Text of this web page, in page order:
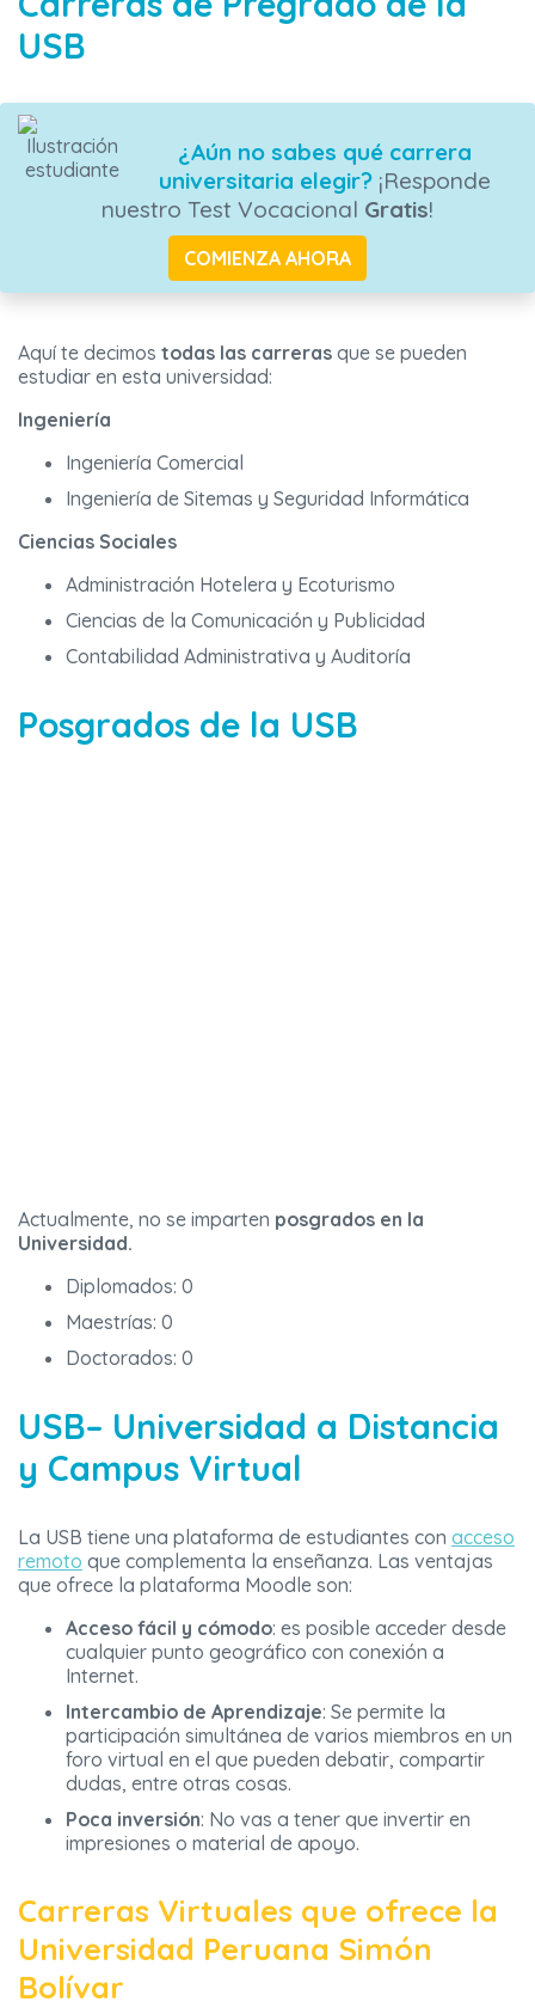
USB
¿Aún no sabes qué carrera
universitaria elegir?¡Responde
nuestro Test Vocacional Gratis!
COMIENZA AHORA
Aquí te decimos todas las carreras que se pueden
estudiar en esta universidad:
Ingeniería
Ingeniería Comercial
Ingeniería de Sitemas y Seguridad Informática
Ciencias Sociales
Administración Hotelera y Ecoturismo
Ciencias de la Comunicación y Publicidad
Contabilidad Administrativa y Auditoría
Posgrados de la USB
Actualmente, no se imparten posgrados en la
Universidad.
Diplomados: 0
Maestrías: 0
Doctorados: 0
USB– Universidad a Distancia
y Campus Virtual
La USB tiene una plataforma de estudiantes con acceso
remoto que complementa la enseñanza. Las ventajas
que ofrece la plataforma Moodle son:
Acceso fácil y cómodo: es posible acceder desde
cualquier punto geográfico con conexión a
Internet.
Intercambio de Aprendizaje: Se permite la
participación simultánea de varios miembros en un
foro virtual en el que pueden debatir, compartir
dudas, entre otras cosas.
Poca inversión: No vas a tener que invertir en
impresiones o material de apoyo.
Carreras Virtuales que ofrece la
Universidad Peruana Simón
Bolívar